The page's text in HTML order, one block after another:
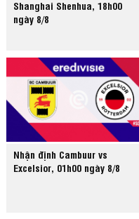
Shanghai Shenhua, 18h00
ngày 8/8
Nhận định Cambuur vs
Excelsior, 01h00 ngày 8/8